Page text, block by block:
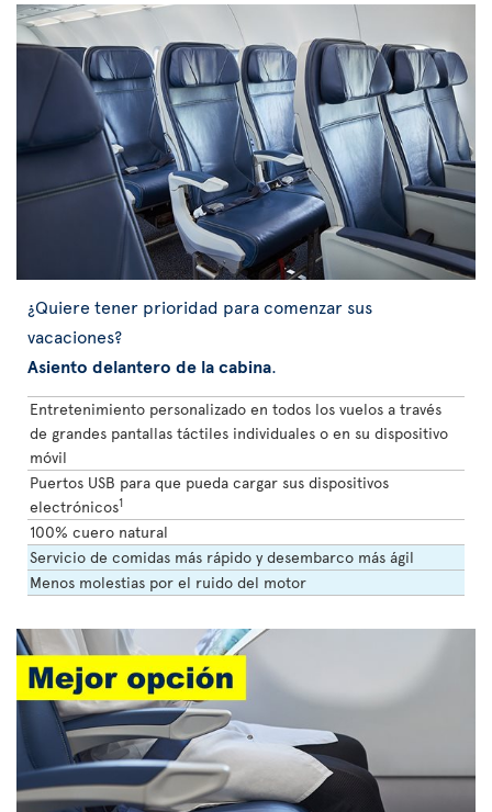
¿Quiere tener prioridad para comenzar sus
vacaciones?
Asiento delantero de la cabina.
Entretenimiento personalizado en todos los vuelos a través
de grandes pantallas táctiles individuales o en su dispositivo
móvil
Puertos USB para que pueda cargar sus dispositivos
electrónicos1
100% cuero natural
Servicio de comidas más rápido y desembarco más ágil
Menos molestias por el ruido del motor